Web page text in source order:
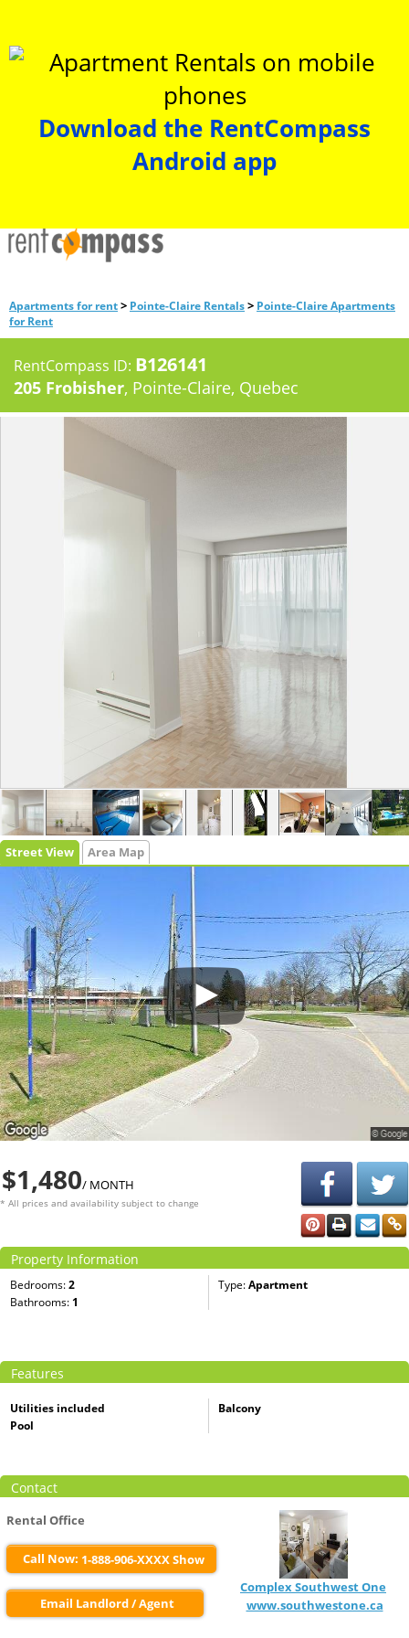
Download the RentCompass
Android app
Apartments for rent> Pointe-Claire Rentals> Pointe-Claire Apartments
for Rent
RentCompass ID: B126141
205 Frobisher, Pointe-Claire, Quebec
Street View Area Map
$1,480/ MONTH
* All prices and availability subject to change
Property Information
Bedrooms:2 Type:Apartment
Bathrooms: 1
Features
Utilities included
Balcony
Pool
Contact
Rental Office
Call Now: 1-888-906-XXXX Show
Email Landlord / Agent
Complex Southwest One
www.southwestone.ca